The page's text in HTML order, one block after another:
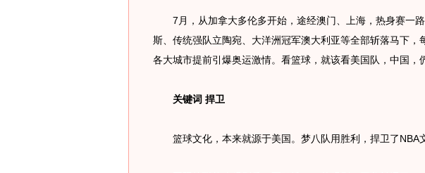
7月，从加拿大多伦多开始，途经澳门、上海，热身赛一路
斯、传统强队立陶宛、大洋洲冠军澳大利亚等全部斩落马下，
各大城市提前引爆奥运激情。看篮球，就该看美国队，中国，
关键词 捍卫
篮球文化，本来就源于美国。梦八队用胜利，捍卫了NBA文